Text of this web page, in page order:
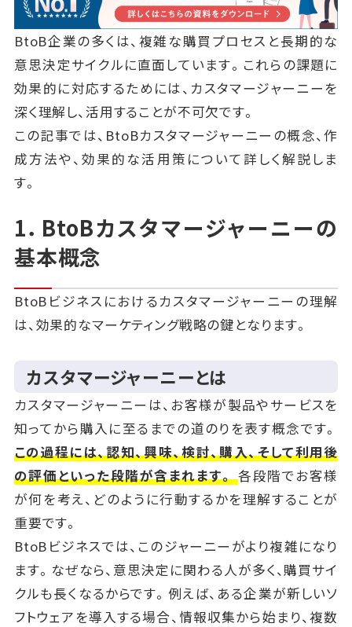
BtoB企業の多くは、複雑な購買プロセスと長期的な
意思決定サイクルに直面しています。これらの課題に
効果的に対応するためには、カスタマージャーニーを
深く理解し、活用することが不可欠です。
この記事では、BtoBカスタマージャーニーの概念、作
成方法や、効果的な活用策について詳しく解説しま
す。
1．BtoBカスタマージャーニーの
基本概念
BtoBビジネスにおけるカスタマージャーニーの理解
は、効果的なマーケティング戦略の鍵となります。
カスタマージャーニーとは
カスタマージャーニーは、お客様が製品やサービスを
知ってから購入に至るまでの道のりを表す概念です。
この過程には、認知、興味、検討、購入、そして利用後
の評価といった段階が含まれます。各段階でお客様
が何を考え、どのように行動するかを理解することが
重要です。
BtoBビジネスでは、このジャーニーがより複雑になり
ます。なぜなら、意思決定に関わる人が多く、購買サイ
クルも長くなるからです。例えば、ある企業が新しいソ
フトウェアを導入する場合、情報収集から始まり、複数